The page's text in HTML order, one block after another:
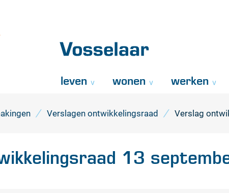
Vosselaar
leven wonen werken
Verslagen ontwikkelingsraad Verslag
13